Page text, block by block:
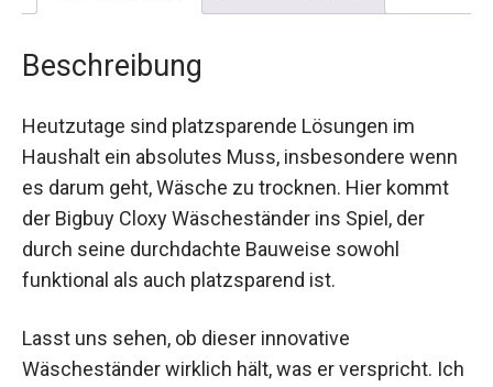
Beschreibung
Heutzutage sind platzsparende Lösungen im
Haushalt ein absolutes Muss, insbesondere wenn
es darum geht, Wäsche zu trocknen. Hier kommt
der Bigbuy Cloxy Wäscheständer ins Spiel, der
durch seine durchdachte Bauweise sowohl
funktional als auch platzsparend ist.
Lasst uns sehen, ob dieser innovative
Wäscheständer wirklich hält, was er verspricht. Ich